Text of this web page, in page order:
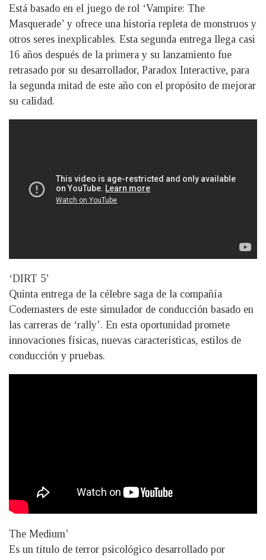
Está basado en el juego de rol ‘Vampire: The
Masquerade’ y ofrece una historia repleta de monstruos y
otros seres inexplicables. Esta segunda entrega llega casi
16 años después de la primera y su lanzamiento fue
retrasado por su desarrollador, Paradox Interactive, para
la segunda mitad de este año con el propósito de mejorar
su calidad.
‘DIRT 5’
Quinta entrega de la célebre saga de la compañía
Codemasters de este simulador de conducción basado en
las carreras de ‘rally’. En esta oportunidad promete
innovaciones físicas, nuevas características, estilos de
conducción y pruebas.
The Medium’
Es un título de terror psicológico desarrollado por